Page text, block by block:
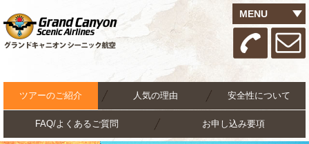
MENU
ツアーのご紹介 人気の理由 安全性について
FAQ/よくあるご質問 お申し込み要項